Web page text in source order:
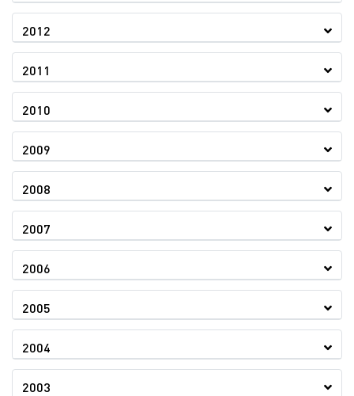
2012
2011
2010
2009
2008
2007
2006
2005
2004
2003